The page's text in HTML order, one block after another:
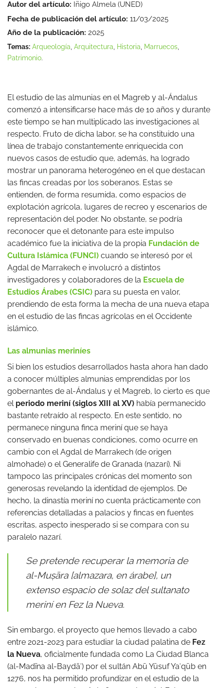
Autor del artículo: Iñigo Almela (UNED)
Fecha de publicación del artículo: 11/03/2025
Año de la publicación: 2025
Temas: Arqueología Arquitectura Historia Marruecos
Patrimonio.
El estudio de las almunias en el Magreb y al-Ándalus
comenzó a intensificarse hace más de 10 años y durante
este tiempo se han multiplicado las investigaciones al
respecto. Fruto de dicha labor, se ha constituido una
línea de trabajo constantemente enriquecida con
nuevos casos de estudio que, además, ha logrado
mostrar un panorama heterogéneo en el que destacan
las fincas creadas por los soberanos. Estas se
entienden, de forma resumida, como espacios de
explotación agrícola, lugares de recreo y escenarios de
representación del poder. No obstante, se podría
reconocer que el detonante para este impulso
académico fue la iniciativa de la propia Fundación de
Cultura Islámica (FUNCI) cuando se interesó por el
Agdal de Marrakech e involucró a distintos
investigadores y colaboradores de la Escuela de
Estudios Árabes (CSIC) para su puesta en valor,
prendiendo de esta forma la mecha de una nueva etapa
en el estudio de las fincas agrícolas en el Occidente
islámico.
Las almunias meriníes
Si bien los estudios desarrollados hasta ahora han dado
a conocer múltiples almunias emprendidas por los
gobernantes de al-Ándalus y el Magreb, lo cierto es que
el periodo meriní (siglos XIII al XV) había permanecido
bastante retraído al respecto. En este sentido, no
permanece ninguna finca meriní que se haya
conservado en buenas condiciones, como ocurre en
cambio con el Agdal de Marrakech (de origen
almohade) o el Generalife de Granada (nazarí). Ni
tampoco las principales crónicas del momento son
generosas revelando la identidad de ejemplos. De
hecho, la dinastía meriní no cuenta prácticamente con
referencias detalladas a palacios y fincas en fuentes
escritas, aspecto inesperado si se compara con su
paralelo nazarí.
Se pretende recuperar la memoria de
al-Muṣāra [almazara, en árabe], un
extenso espacio de solaz del sultanato
meriní en Fez la Nueva.
Sin embargo, el proyecto que hemos llevado a cabo
entre 2021-2023 para estudiar la ciudad palatina de Fez
la Nueva, oficialmente fundada como La Ciudad Blanca
(al-Madīna al-Baydāʾ) por el sultán Abū Yūsuf Yaʿqūb en
1276, nos ha permitido profundizar en el estudio de la